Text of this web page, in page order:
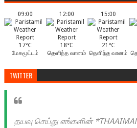
09:00
17°C
மேகமூட்டம்
12:00
18°C
தெளிந்த வானம்
15:00
21°C
தெளிந்த வானம்
TWITTER
தயவு செய்து எங்களின்